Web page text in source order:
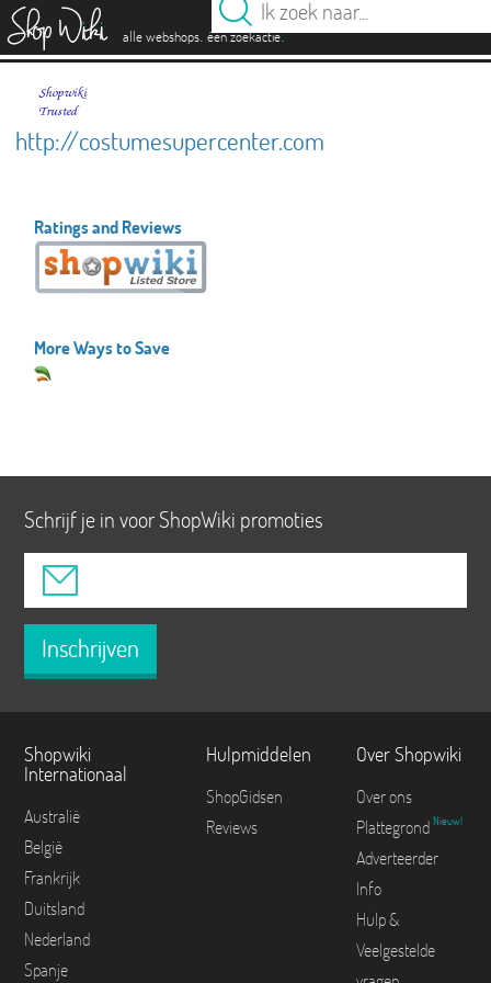
alle webshops. één zoekactie.
http://costumesupercenter.com
Ratings and Reviews
More Ways to Save
Schrijf je in voor ShopWiki promoties
Inschrijven
Shopwiki
Internationaal
Australië
België
Frankrijk
Duitsland
Nederland
Spanje
Hulpmiddelen
ShopGidsen
Reviews
Over Shopwiki
Over ons
Plattegrond Nieuw!
Adverteerder
Info
Hulp &
Veelgestelde